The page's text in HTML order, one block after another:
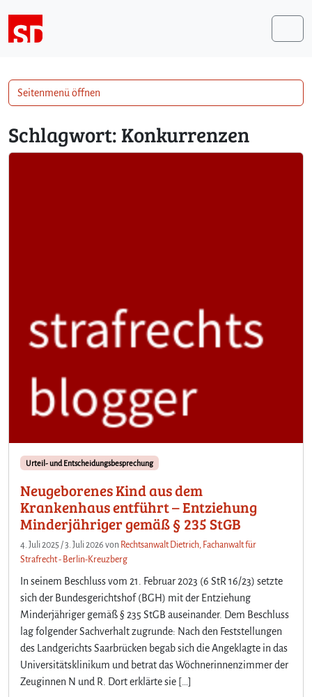
Schlagwort: Konkurrenzen
Urteil- und Entscheidungsbesprechung
Neugeborenes Kind aus dem
Krankenhaus entführt – Entziehung
Minderjähriger gemäß § 235 StGB
4. Juli 2025 /3. Juli 2026 von Rechtsanwalt Dietrich, Fachanwalt für
Strafrecht - Berlin-Kreuzberg
In seinem Beschluss vom 21. Februar 2023 (6 StR 16/23) setzte
sich der Bundesgerichtshof (BGH) mit der Entziehung
Minderjähriger gemäß § 235 StGB auseinander. Dem Beschluss
lag folgender Sachverhalt zugrunde: Nach den Feststellungen
des Landgerichts Saarbrücken begab sich die Angeklagte in das
Universitätsklinikum und betrat das Wöchnerinnenzimmer der
Zeuginnen N und R. Dort erklärte sie […]
Seitenmenü öffnen